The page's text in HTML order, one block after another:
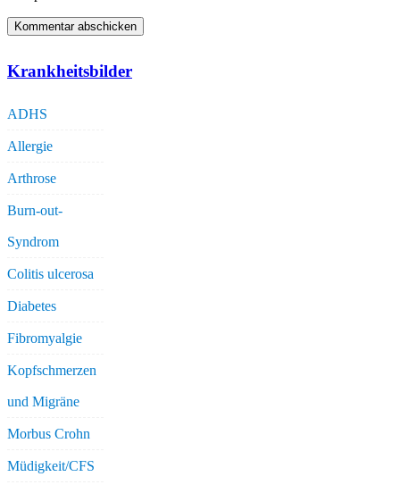
Krankheitsbilder
ADHS
Allergie
Arthrose
Burn-out-
Syndrom
Colitis ulcerosa
Diabetes
Fibromyalgie
Kopfschmerzen
und Migräne
Morbus Crohn
Müdigkeit/CFS